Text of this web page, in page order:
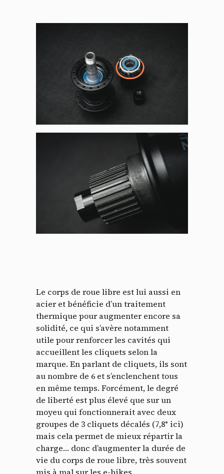
Le corps de roue libre est lui aussi en
acier et bénéficie d’un traitement
thermique pour augmenter encore sa
solidité, ce qui s’avère notamment
utile pour renforcer les cavités qui
accueillent les cliquets selon la
marque. En parlant de cliquets, ils sont
au nombre de 6 et s’enclenchent tous
en même temps. Forcément, le degré
de liberté est plus élevé que sur un
moyeu qui fonctionnerait avec deux
groupes de 3 cliquets décalés (7,8° ici)
mais cela permet de mieux répartir la
charge… donc d’augmenter la durée de
vie du corps de roue libre, très souvent
cookies
lecture de cookies et l'utilisation de technologies de suivi
nécessaires à leur bon fonctionnement.
Politique de confidentialité
Tout accepter Tout refuser
Vidéos
Les services de partage de vidéo permettent d'enrichir
le site de contenu multimédia et augmentent sa
visibilité.